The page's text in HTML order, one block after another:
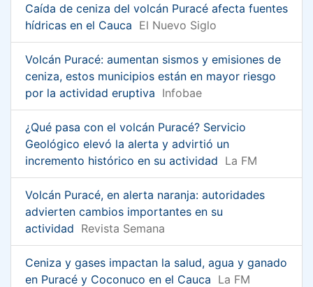
Caída de ceniza del volcán Puracé afecta fuentes
hídricas en el Cauca El Nuevo Siglo
Volcán Puracé: aumentan sismos y emisiones de
ceniza, estos municipios están en mayor riesgo
por la actividad eruptiva Infobae
¿Qué pasa con el volcán Puracé? Servicio
Geológico elevó la alerta y advirtió un
incremento histórico en su actividad La FM
Volcán Puracé, en alerta naranja: autoridades
advierten cambios importantes en su
actividad Revista Semana
Ceniza y gases impactan la salud, agua y ganado
en Puracé y Coconuco en el Cauca La FM